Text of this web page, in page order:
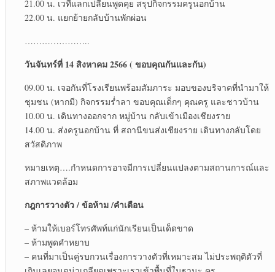
21.00 น. เวทีแลกเปลี่ยนพูดคุย สรุปกิจกรรมครูนอกบ้าน
22.00 น. แยกย้ายกลับบ้านพักผ่อน
…………………..
วันจันทร์ที่ 14 สิงหาคม 2566 ( ขอบคุณกันและกัน)
09.00 น. เจอกันที่โรงเรียนพร้อมสัมภาระ มอบของบริจาคที่นำมาให้
ชุมชน (หากมี) กิจกรรมร่ำลา ขอบคุณเด็กๆ คุณครู และชาวบ้าน
10.00 น. เดินทางออกจาก หมู่บ้าน กลับเข้าเมืองเชียงราย
14.00 น. ส่งครูนอกบ้าน ที่ สถานีขนส่งเชียงราย เดินทางกลับโดย
สวัสดิภาพ
หมายเหตุ….กำหนดการอาจมีการเปลี่ยนแปลงตามสถานการณ์และ
สภาพแวดล้อม
กฎการวางตัว / ข้อห้าม /คำเตือน
– ห้ามให้เบอร์โทรศัพท์แก่นักเรียนเป็นเด็ดขาด
– ห้ามพูดคำหยาบ
– คนที่มาเป็นคู่รบกวนเรื่องการวางตัวที่เหมาะสม ไม่ประพฤติตัวที่